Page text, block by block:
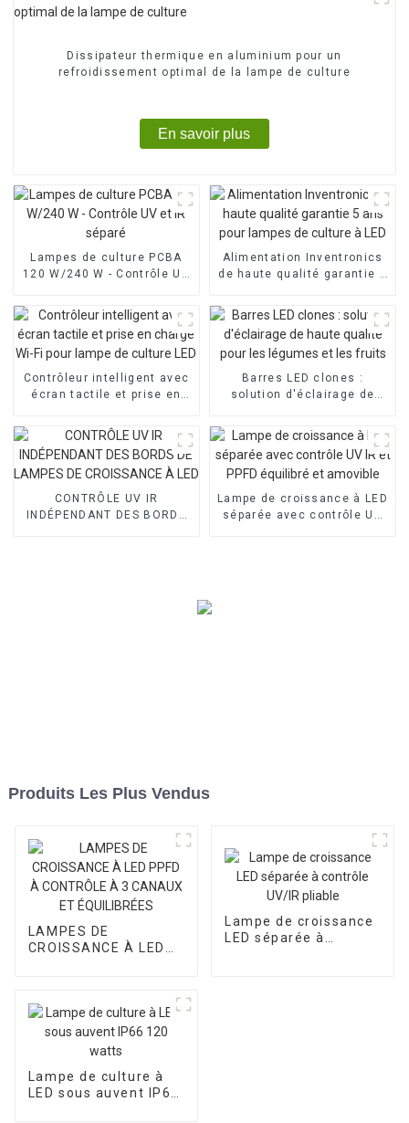
Dissipateur thermique en aluminium pour un
refroidissement optimal de la lampe de culture
En savoir plus
Lampes de culture PCBA
120 W/240 W - Contrôle UV
Alimentation Inventronics
de haute qualité garantie 5
à LED
Contrôleur intelligent avec
écran tactile et prise en
culture LED
Barres LED clones :
solution d'éclairage de
légumes et les fruits
CONTRÔLE UV IR
INDÉPENDANT DES BORDS
Lampe de croissance à LED
séparée avec contrôle UV
Produits Les Plus Vendus
LAMPES DE
CROISSANCE À LED
Lampe de croissance
LED séparée à
Lampe de culture à
LED sous auvent IP66